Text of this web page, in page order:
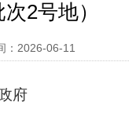
2号地）
：2026-06-11
府